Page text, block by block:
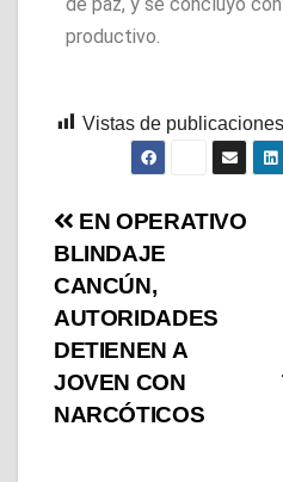
productivo.
Vistas de
EN OPERATIVO
BLINDAJE
CANCÚN,
AUTORIDADES
DETIENEN A
JOVEN CON
NARCÓTICOS